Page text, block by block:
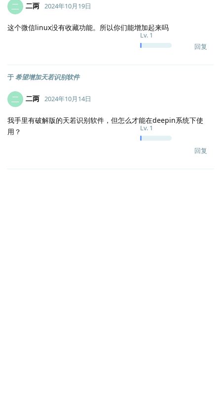
二 二两
Lv. 1
2024年10月19日
这个微信linux没有收藏功能。所以你们能增加起来吗
回复
于希望增加天若识别软件
二 二两
Lv. 1
2024年10月14日
我手里有破解版的天若识别软件，但怎么才能在deepin系统下使
用？
回复